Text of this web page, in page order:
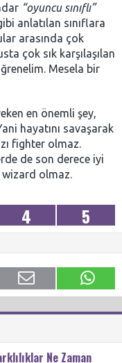
“oyuncu sınıflı”
anlatılan sınıflara
arasında çok
çok sık karşılaşılan
Mesela bir
en önemli şey,
hayatını savaşarak
fighter olmaz.
de son derece iyi
wizard olmaz.
4 5
Ne Zaman